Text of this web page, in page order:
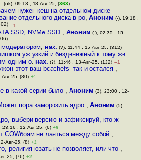
(ok), 09:13 , 18-Авг-25, (363)
нужен кеш на отдельном диске
отдельного диска в ро,Аноним (-), 19:18 ,
–1
SSD, NVMe SSD , Аноним (-), 02:35 , 15-
, нах. (?), 11:44 , 15-Авг-25, (312)
уж узкий и безденежный к тому же
одним о, нах. (?), 11:46 , 13-Авг-25, (122) –1
этот ваш bcachefs, так и остался ,
25, (80) +1
в какой серии было ,Аноним (3), 23:00 , 12-
пора заморозить ядро ,Аноним (5),
выбери версию и зафиксируй, кто ж
23:16 , 12-Авг-25, (6) +6
COWбоям не лаяться между собой ,
Авг-25, (8) +2
религия юзать не позволяет, или что ,
25, (76) +2